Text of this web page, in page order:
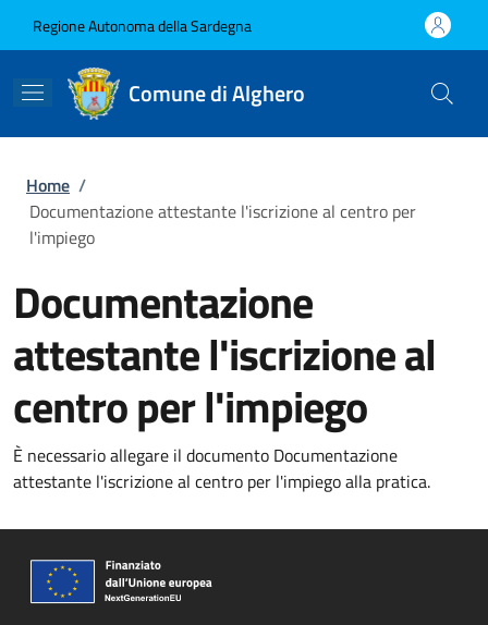
Regione Autonoma della Sardegna
Comune di Alghero
Briciole di pane
Home /
Documentazione attestante l'iscrizione al centro per
l'impiego
Documentazione
attestante l'iscrizione al
centro per l'impiego
È necessario allegare il documento Documentazione
attestante l'iscrizione al centro per l'impiego alla pratica.